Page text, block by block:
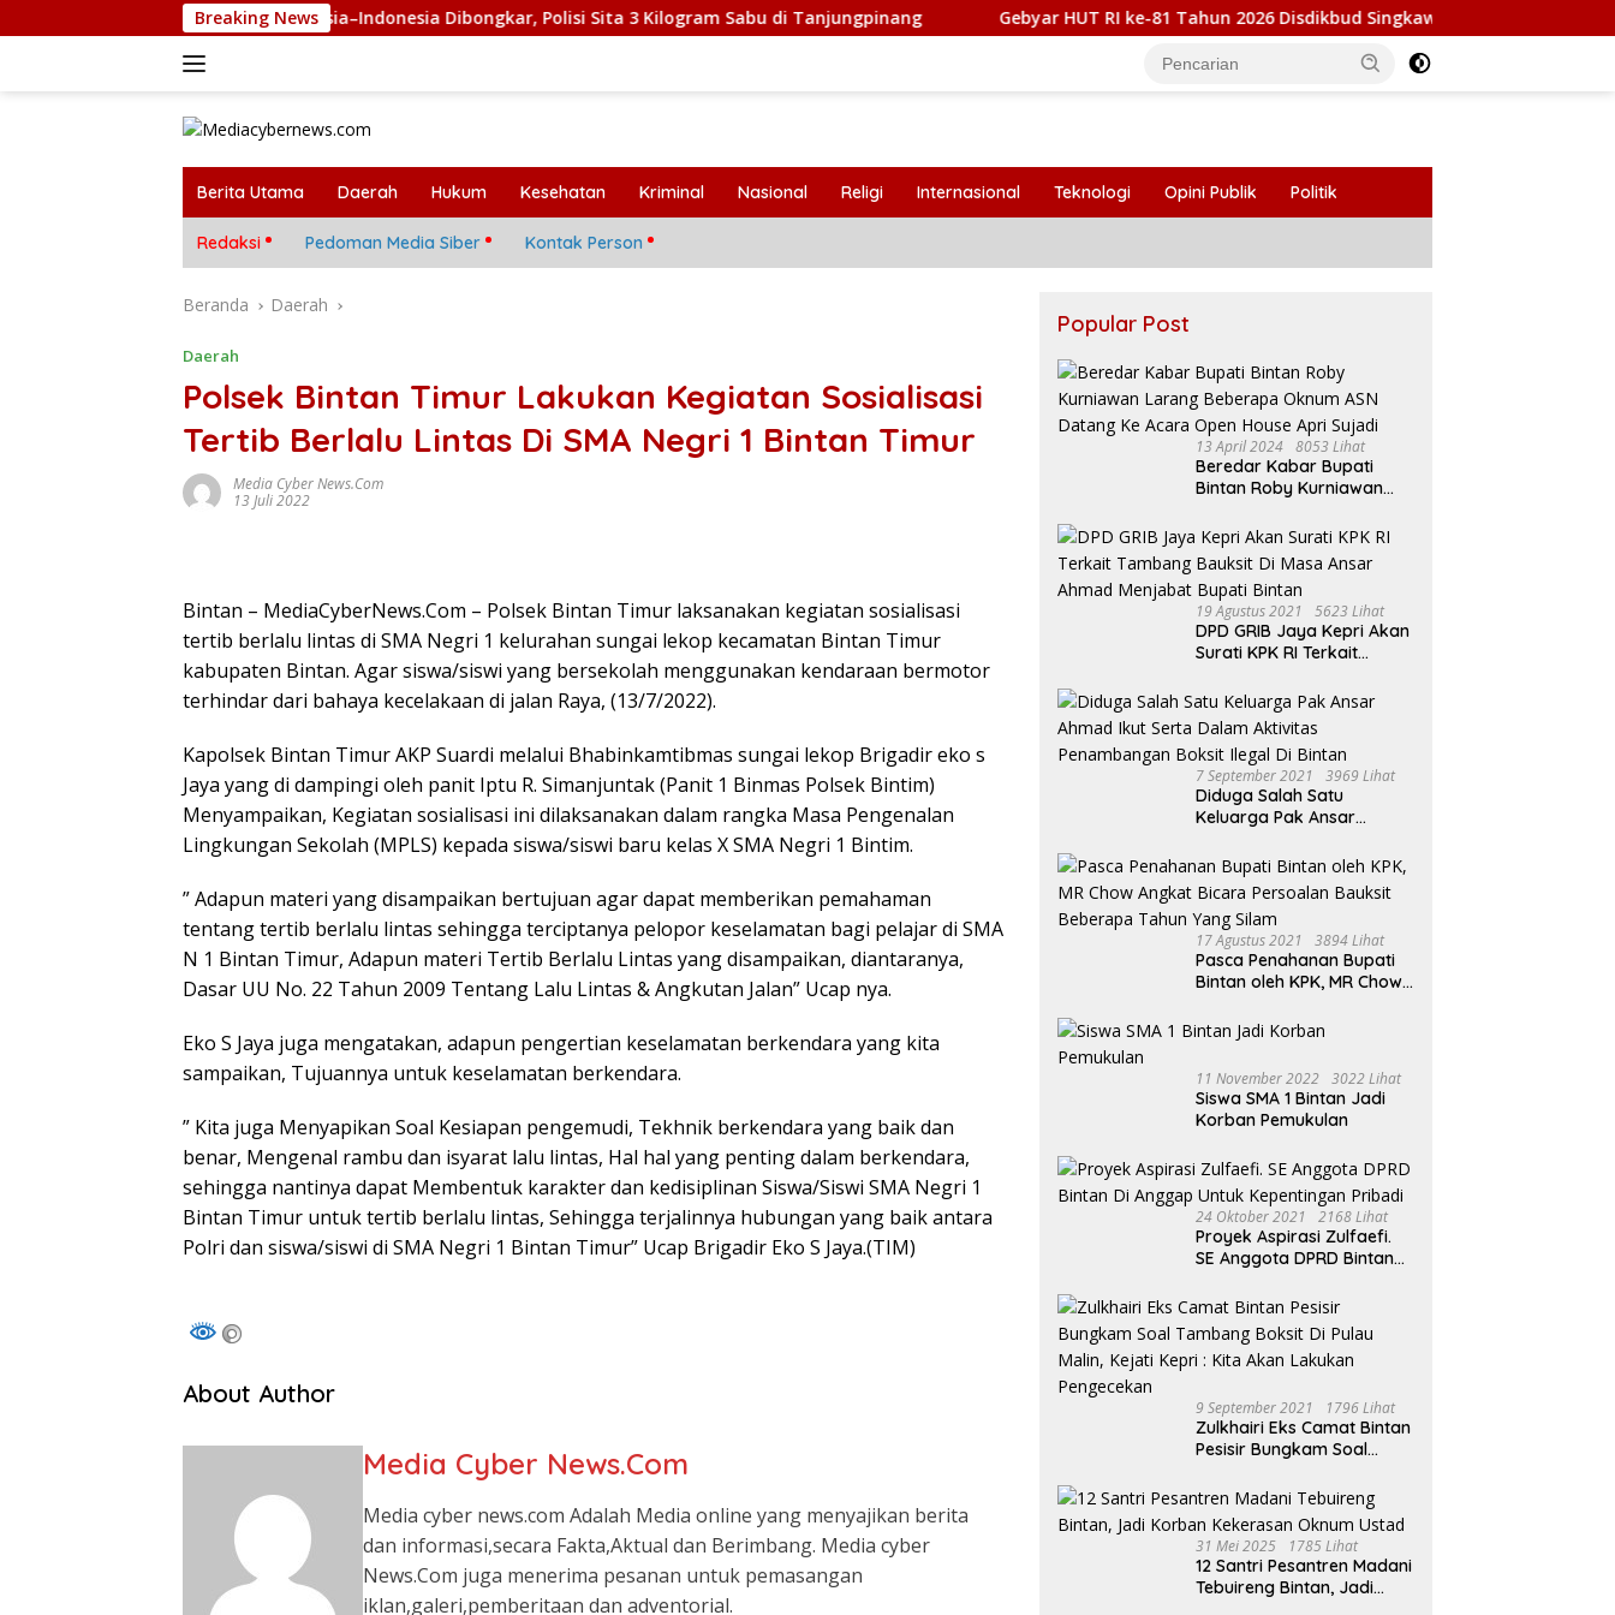
ke
Breaking News
Jaringan Narkoba Malaysia–Indonesia Dibongkar, Polisi Sita 3 Kilogram Sabu di Tanjungpinang Gebyar HUT RI ke-81 Tahun 2026 Disdikbud Singkawang Gelar Berbagai Lomba
Berita Utama Daerah Hukum Kesehatan Kriminal Nasional Religi Internasional Teknologi Opini Publik Politik
Redaksi Pedoman Media Siber Kontak Person
Beranda Daerah
Daerah
Polsek Bintan Timur Lakukan Kegiatan Sosialisasi
Tertib Berlalu Lintas Di SMA Negri 1 Bintan Timur
Media Cyber News.Com
13 Juli 2022
Bintan – MediaCyberNews.Com – Polsek Bintan Timur laksanakan kegiatan sosialisasi
tertib berlalu lintas di SMA Negri 1 kelurahan sungai lekop kecamatan Bintan Timur
kabupaten Bintan. Agar siswa/siswi yang bersekolah menggunakan kendaraan bermotor
terhindar dari bahaya kecelakaan di jalan Raya, (13/7/2022).
Kapolsek Bintan Timur AKP Suardi melalui Bhabinkamtibmas sungai lekop Brigadir eko s
Jaya yang di dampingi oleh panit Iptu R. Simanjuntak (Panit 1 Binmas Polsek Bintim)
Menyampaikan, Kegiatan sosialisasi ini dilaksanakan dalam rangka Masa Pengenalan
Lingkungan Sekolah (MPLS) kepada siswa/siswi baru kelas X SMA Negri 1 Bintim.
” Adapun materi yang disampaikan bertujuan agar dapat memberikan pemahaman
tentang tertib berlalu lintas sehingga terciptanya pelopor keselamatan bagi pelajar di SMA
N 1 Bintan Timur, Adapun materi Tertib Berlalu Lintas yang disampaikan, diantaranya,
Dasar UU No. 22 Tahun 2009 Tentang Lalu Lintas & Angkutan Jalan” Ucap nya.
Eko S Jaya juga mengatakan, adapun pengertian keselamatan berkendara yang kita
sampaikan, Tujuannya untuk keselamatan berkendara.
” Kita juga Menyapikan Soal Kesiapan pengemudi, Tekhnik berkendara yang baik dan
benar, Mengenal rambu dan isyarat lalu lintas, Hal hal yang penting dalam berkendara,
sehingga nantinya dapat Membentuk karakter dan kedisiplinan Siswa/Siswi SMA Negri 1
Bintan Timur untuk tertib berlalu lintas, Sehingga terjalinnya hubungan yang baik antara
Polri dan siswa/siswi di SMA Negri 1 Bintan Timur” Ucap Brigadir Eko S Jaya.(TIM)
About Author
Media Cyber News.Com
Media cyber news.com Adalah Media online yang menyajikan berita
dan informasi,secara Fakta,Aktual dan Berimbang. Media cyber
News.Com juga menerima pesanan untuk pemasangan
iklan,galeri,pemberitaan dan adventorial.
Popular Post
13 April 2024 8053 Lihat
Beredar Kabar Bupati
Bintan Roby Kurniawan
ASN Datang Ke Acara
Open House Apri Sujadi
19 Agustus 2021 5623 Lihat
DPD GRIB Jaya Kepri Akan
Surati KPK RI Terkait
Ansar Ahmad Menjabat
Bupati Bintan
7 September 2021 3969 Lihat
Diduga Salah Satu
Keluarga Pak Ansar
Aktivitas Penambangan
Boksit Ilegal Di Bintan
17 Agustus 2021 3894 Lihat
Pasca Penahanan Bupati
Bintan oleh KPK, MR Chow
Bauksit Beberapa Tahun
Yang Silam
11 November 2022 3022 Lihat
Siswa SMA 1 Bintan Jadi
Korban Pemukulan
24 Oktober 2021 2168 Lihat
Proyek Aspirasi Zulfaefi.
SE Anggota DPRD Bintan
Kepentingan Pribadi
9 September 2021 1796 Lihat
Zulkhairi Eks Camat Bintan
Pesisir Bungkam Soal
Malin, Kejati Kepri : Kita
Akan Lakukan Pengecekan
31 Mei 2025 1785 Lihat
12 Santri Pesantren Madani
Tebuireng Bintan, Jadi